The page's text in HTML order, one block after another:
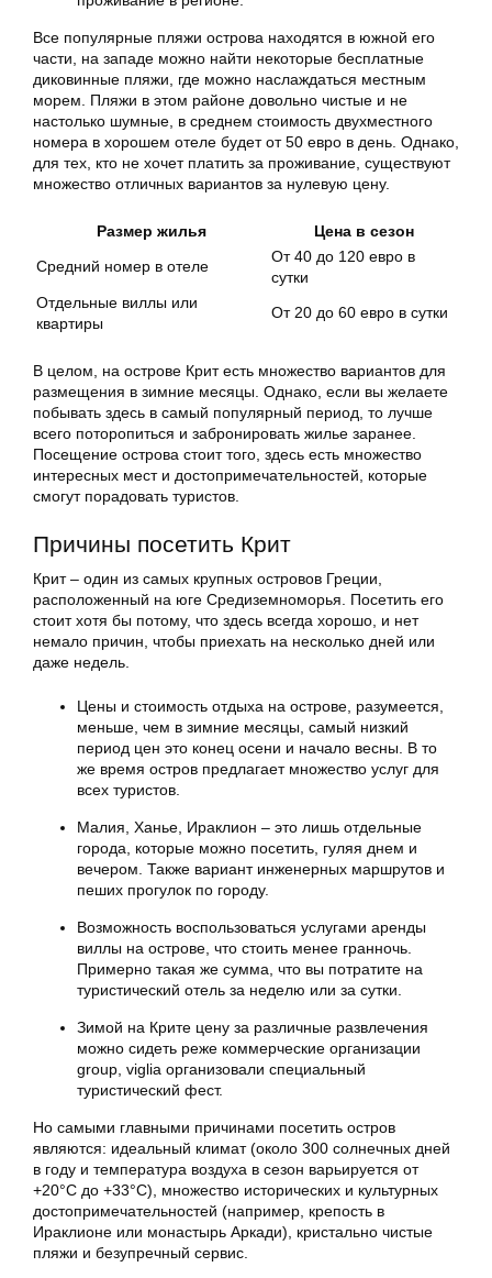
Все популярные пляжи острова находятся в южной его
части, на западе можно найти некоторые бесплатные
диковинные пляжи, где можно наслаждаться местным
морем. Пляжи в этом районе довольно чистые и не
настолько шумные, в среднем стоимость двухместного
номера в хорошем отеле будет от 50 евро в день. Однако,
для тех, кто не хочет платить за проживание, существуют
множество отличных вариантов за нулевую цену.
Размер жилья
Цена в сезон
Средний номер в отеле
От 40 до 120 евро в
сутки
Отдельные виллы или
квартиры
От 20 до 60 евро в сутки
В целом, на острове Крит есть множество вариантов для
размещения в зимние месяцы. Однако, если вы желаете
побывать здесь в самый популярный период, то лучше
всего поторопиться и забронировать жилье заранее.
Посещение острова стоит того, здесь есть множество
интересных мест и достопримечательностей, которые
смогут порадовать туристов.
Причины посетить Крит
Крит – один из самых крупных островов Греции,
расположенный на юге Средиземноморья. Посетить его
стоит хотя бы потому, что здесь всегда хорошо, и нет
немало причин, чтобы приехать на несколько дней или
даже недель.
Цены и стоимость отдыха на острове, разумеется,
меньше, чем в зимние месяцы, самый низкий
период цен это конец осени и начало весны. В то
же время остров предлагает множество услуг для
всех туристов.
Малия, Ханье, Ираклион – это лишь отдельные
города, которые можно посетить, гуляя днем и
вечером. Также вариант инженерных маршрутов и
пеших прогулок по городу.
Возможность воспользоваться услугами аренды
виллы на острове, что стоить менее гранночь.
Примерно такая же сумма, что вы потратите на
туристический отель за неделю или за сутки.
Зимой на Крите цену за различные развлечения
можно сидеть реже коммерческие организации
group, viglia организовали специальный
туристический фест.
Но самыми главными причинами посетить остров
являются: идеальный климат (около 300 солнечных дней
в году и температура воздуха в сезон варьируется от
+20°C до +33°C), множество исторических и культурных
достопримечательностей (например, крепость в
Ираклионе или монастырь Аркади), кристально чистые
пляжи и безупречный сервис.